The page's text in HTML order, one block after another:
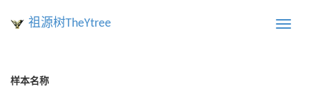
Toggle
祖源树TheYtree
样本名称